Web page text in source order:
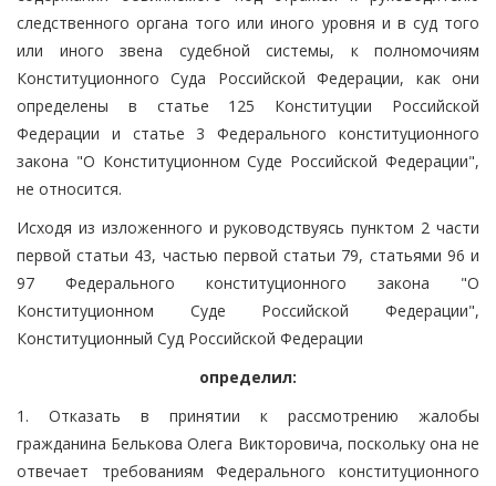
следственного органа того или иного уровня и в суд того
или иного звена судебной системы, к полномочиям
Конституционного Суда Российской Федерации, как они
определены в статье 125 Конституции Российской
Федерации и статье 3 Федерального конституционного
закона "О Конституционном Суде Российской Федерации",
не относится.
Исходя из изложенного и руководствуясь пунктом 2 части
первой статьи 43, частью первой статьи 79, статьями 96 и
97 Федерального конституционного закона "О
Конституционном Суде Российской Федерации",
Конституционный Суд Российской Федерации
определил:
1. Отказать в принятии к рассмотрению жалобы
гражданина Белькова Олега Викторовича, поскольку она не
отвечает требованиям Федерального конституционного